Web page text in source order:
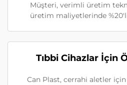
Müşteri, verimli üretim
üretim maliyetlerinde
Tıbbi Cihazlar İçin
Can Plast, cerrahi aletler